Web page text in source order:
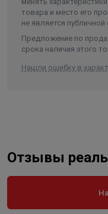
товара и место его
не является
Предложение по
срока наличия этого
Нашли ошибку в
Отзывы